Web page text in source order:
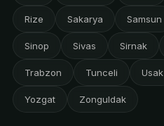
Rize Sakarya Samsun
Sinop Sivas Sirnak
Trabzon Tunceli Usak
Yozgat Zonguldak